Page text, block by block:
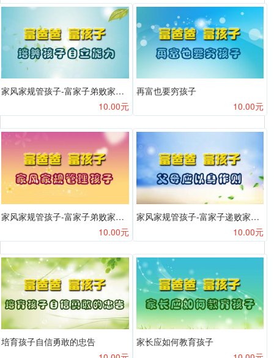
家风家规管孩子-富家子弟败家的六大病根之三
10.00元
再富也要穷孩子
10.00元
家风家规管孩子-富家子弟败家的六大病根之五
10.00元
家风家规管孩子-富家子递败家的六大病根之六
10.00元
培育孩子自信勇敢的忠告
家长应如何教育孩子